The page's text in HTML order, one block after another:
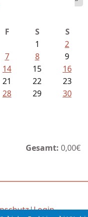
F S
S
1
2
7 8
9
14 15
16
21 22
23
28 29
30
Gesamt: 0,00€
|Login